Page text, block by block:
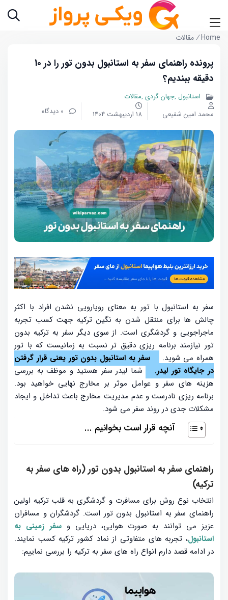
Home
/مقالات
پرونده راهنمای سفر به استانبول بدون تور را در 10
دقیقه ببندیم؟
استانبول جهان گردی مقالات
محمد امین شفیعی
18 اردیبهشت 1404 0 دیدگاه
سفر به استانبول با تور به معنای رویارویی نشدن افراد با اکثر
چالش ها برای منتقل شدن به نگین ترکیه جهت کسب تجربه
ماجراجویی و گردشگری است. از سوی دیگر سفر به ترکیه بدون
تور نیازمند برنامه ریزی دقیق تر نسبت به زمانیست که با تور
همراه می شوید.
سفر به استانبول بدون تور یعنی قرار گرفتن
در جایگاه تور لیدر.
شما لیدر سفر هستید و موظف به بررسی
هزینه های سفر و عوامل موثر بر مخارج نهایی خواهید بود.
برنامه ریزی نادرست و عدم مدیریت مخارج باعث تداخل و ایجاد
مشکلات جدی در روند سفر می شود.
آنچه قرار است بخوانیم ...
راهنمای سفر به استانبول بدون تور (راه های سفر به
ترکیه)
انتخاب نوع روش برای مسافرت و گردشگری به قلب ترکیه اولین
راهنمای سفر به استانبول بدون تور است. گردشگران و مسافران
عزیز می توانند به صورت هوایی، دریایی وسفر زمینی به
استانبول، تجربه های متفاوتی از نماد کشور ترکیه کسب نمایند.
در ادامه قصد دارم انواع راه های سفر به ترکیه را بررسی نماییم: